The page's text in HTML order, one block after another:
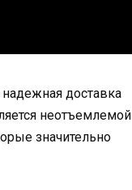
доставка
неотъемлемой
значительно